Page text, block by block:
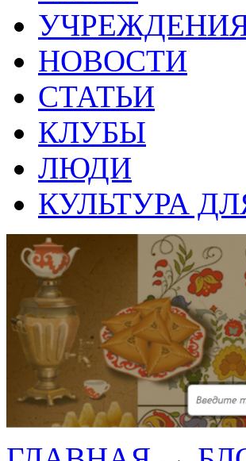
НОВОСТИ
СТАТЬИ
КЛУБЫ
ЛЮДИ
КУЛЬТУРА